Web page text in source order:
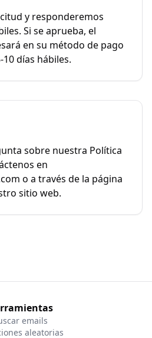
y responderemos
Si se aprueba, el
en su método de pago
días hábiles.
sobre nuestra Política
en
o a través de la página
sitio web.
emails
aleatorias